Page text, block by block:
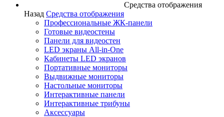
Средства отображения
Назад Средства отображения
Профессиональные ЖК-панели
Готовые видеостены
Панели для видеостен
LED экраны All-in-One
Кабинеты LED экранов
Портативные мониторы
Выдвижные мониторы
Настольные мониторы
Интерактивные панели
Интерактивные трибуны
Аксессуары